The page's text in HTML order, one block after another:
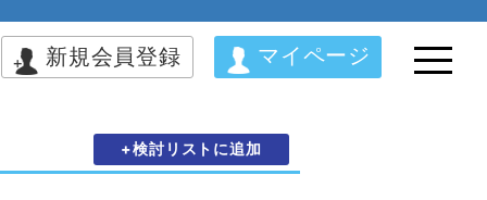
新規会員登録 マイページ
+検討リストに追加